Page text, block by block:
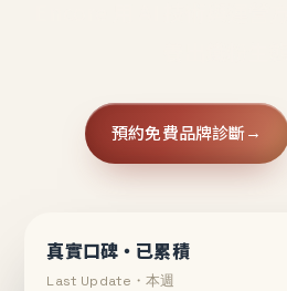
預約免費品牌診斷→
真實口碑・已累積
Last Update・本週